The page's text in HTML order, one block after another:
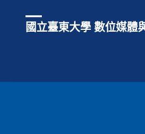
國立臺東大學 數位媒體